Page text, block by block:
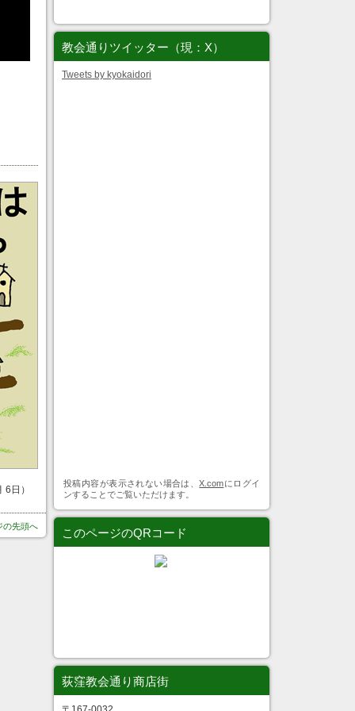
日）
先頭へ
教会通りツイッター（現：X）
Tweets by kyokaidori
投稿内容が表示されない場合は、X.comにログイ
ンすることでご覧いただけます。
このページのQRコード
荻窪教会通り商店街